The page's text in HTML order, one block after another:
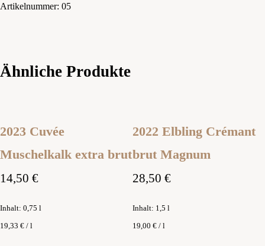
Artikelnummer: 05
Ähnliche Produkte
2023 Cuvée
Muschelkalk extra brut
14,50 €
Inhalt: 0,75 l
19,33 € / l
2022 Elbling Crémant
brut Magnum
28,50 €
Inhalt: 1,5 l
19,00 € / l